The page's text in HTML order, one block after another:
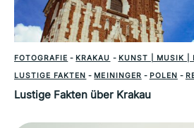
FOTOGRAFIE - KRAKAU - KUNST | MUSIK |
LUSTIGE FAKTEN - MEININGER - POLEN -
Lustige Fakten über Krakau